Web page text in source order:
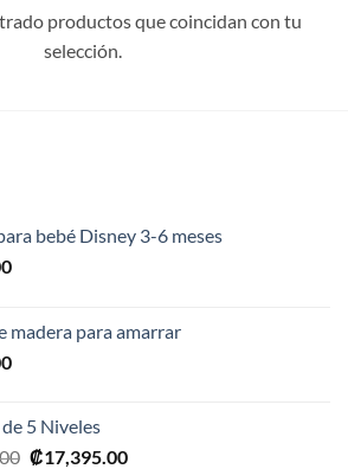
productos que coincidan con tu
selección.
bebé Disney 3-6 meses
madera para amarrar
5 Niveles
El
₡17,395.00El